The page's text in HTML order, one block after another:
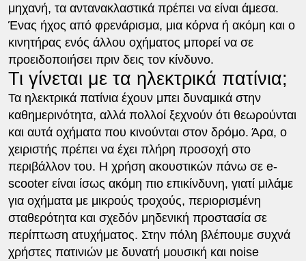
μηχανή, τα αντανακλαστικά πρέπει να είναι άμεσα.
Ένας ήχος από φρενάρισμα, μια κόρνα ή ακόμη και ο
κινητήρας ενός άλλου οχήματος μπορεί να σε
προειδοποιήσει πριν δεις τον κίνδυνο.
Τι γίνεται με τα ηλεκτρικά πατίνια;
Τα ηλεκτρικά πατίνια έχουν μπει δυναμικά στην
καθημερινότητα, αλλά πολλοί ξεχνούν ότι θεωρούνται
και αυτά οχήματα που κινούνται στον δρόμο. Άρα, ο
χειριστής πρέπει να έχει πλήρη προσοχή στο
περιβάλλον του. Η χρήση ακουστικών πάνω σε e-
scooter είναι ίσως ακόμη πιο επικίνδυνη, γιατί μιλάμε
για οχήματα με μικρούς τροχούς, περιορισμένη
σταθερότητα και σχεδόν μηδενική προστασία σε
περίπτωση ατυχήματος. Στην πόλη βλέπουμε συχνά
χρήστες πατινιών με δυνατή μουσική και noise